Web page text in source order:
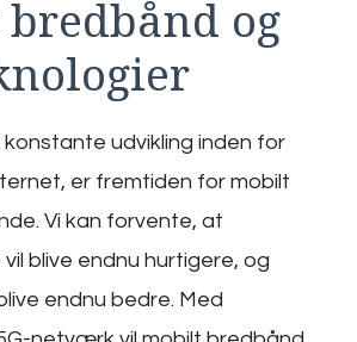
og
udvikling inden for
er fremtiden for mobilt
Vi kan forvente, at
blive endnu hurtigere, og
endnu bedre. Med